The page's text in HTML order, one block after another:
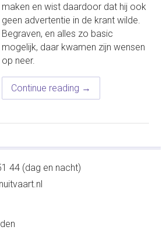
maken en wist daardoor dat hij ook
geen advertentie in de krant wilde.
Begraven, en alles zo basic
mogelijk, daar kwamen zijn wensen
op neer.
Continue reading “De
uitvaart
→
44 (dag en nacht)